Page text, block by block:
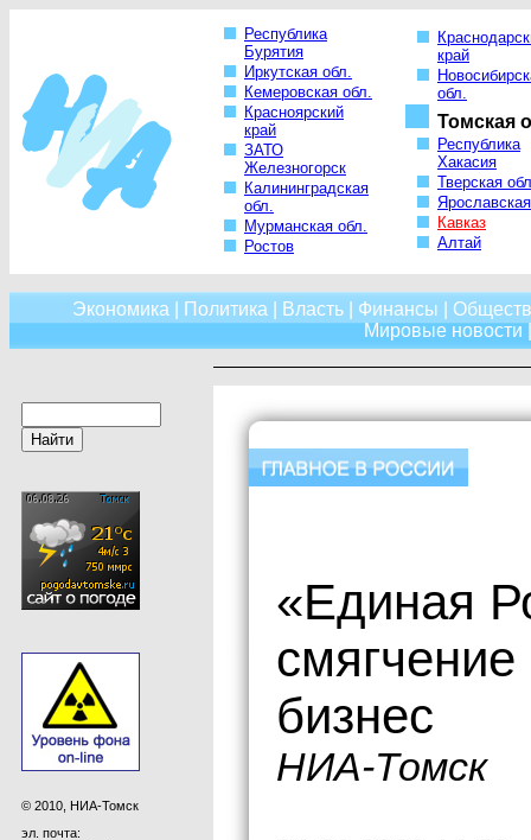
Республика
Бурятия
Иркутская обл.
Кемеровская обл.
Красноярский
край
ЗАТО
Железногорск
Калининградская
обл.
Мурманская обл.
Ростов
край
обл.
Томская
Республика
Хакасия
Тверская
Кавказ
Алтай
Экономика Политика Власть| Финансы
Мировые новости
© 2010, НИА-Томск
эл. почта:
«Единая
бизнес
НИА-Томск